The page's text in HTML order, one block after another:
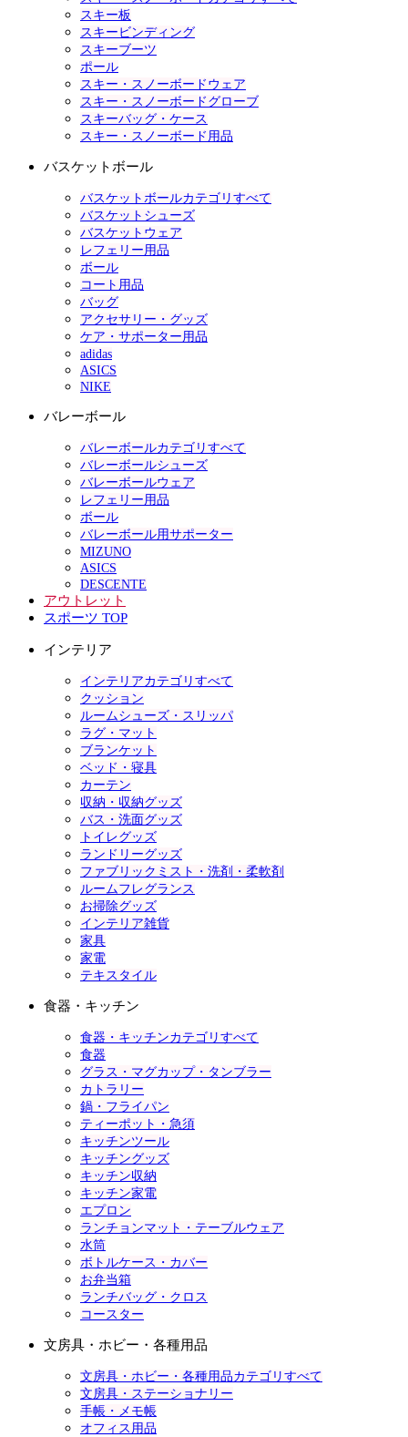
スキー板
スキービンディング
スキーブーツ
ポール
スキー・スノーボードウェア
スキー・スノーボードグローブ
スキーバッグ・ケース
スキー・スノーボード用品
バスケットボール
バスケットボールカテゴリすべて
バスケットシューズ
バスケットウェア
レフェリー用品
ボール
コート用品
バッグ
アクセサリー・グッズ
ケア・サポーター用品
adidas
ASICS
NIKE
バレーボール
バレーボールカテゴリすべて
バレーボールシューズ
バレーボールウェア
レフェリー用品
ボール
バレーボール用サポーター
MIZUNO
ASICS
DESCENTE
アウトレット
スポーツ TOP
インテリア
インテリアカテゴリすべて
クッション
ルームシューズ・スリッパ
ラグ・マット
ブランケット
ベッド・寝具
カーテン
収納・収納グッズ
バス・洗面グッズ
トイレグッズ
ランドリーグッズ
ファブリックミスト・洗剤・柔軟剤
ルームフレグランス
お掃除グッズ
インテリア雑貨
家具
家電
テキスタイル
食器・キッチン
食器・キッチンカテゴリすべて
食器
グラス・マグカップ・タンブラー
カトラリー
鍋・フライパン
ティーポット・急須
キッチンツール
キッチングッズ
キッチン収納
キッチン家電
エプロン
ランチョンマット・テーブルウェア
水筒
ボトルケース・カバー
お弁当箱
ランチバッグ・クロス
コースター
文房具・ホビー・各種用品
文房具・ホビー・各種用品カテゴリすべて
文房具・ステーショナリー
手帳・メモ帳
オフィス用品